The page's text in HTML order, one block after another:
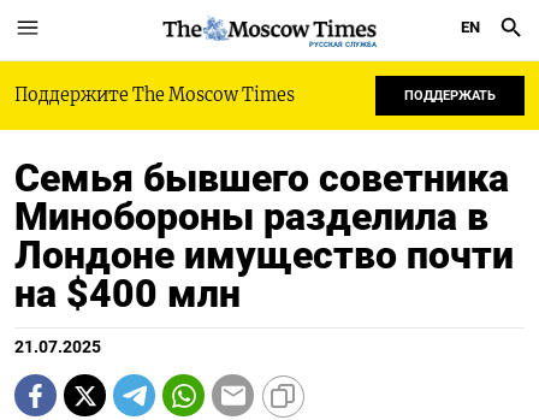
РУССКАЯ СЛУЖБА
EN
Поддержите The Moscow Times ПОДДЕРЖАТЬ
Семья бывшего советника
Минобороны разделила в
Лондоне имущество почти
на $400 млн
21.07.2025